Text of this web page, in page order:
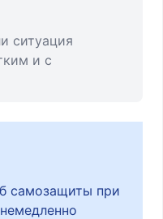
ситуация
и с
самозащиты при